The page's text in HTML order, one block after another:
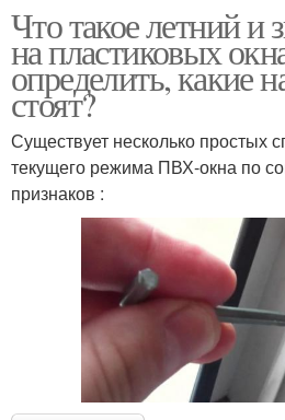
Что такое летний
на пластиковых
определить, какие
стоят?
Существует несколько простых
текущего режима ПВХ-окна по
признаков :